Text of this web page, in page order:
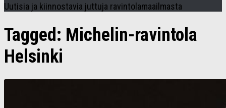
Uutisia ja kiinnostavia juttuja ravintolamaailmasta
Tagged: Michelin-ravintola
Helsinki